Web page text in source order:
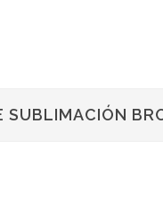
SUBLIMACIÓN